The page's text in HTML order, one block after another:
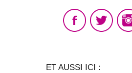
ET AUSSI ICI :